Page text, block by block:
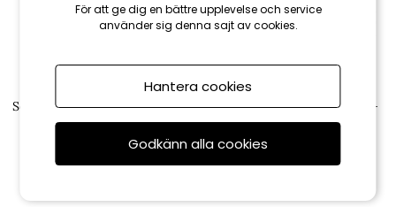
Solvagnsdyna Canyon (tunn) -
beige struktur
Gäster förvaringslåda, stor -
antracit
För att ge dig en bättre upplevelse och service
använder sig denna sajt av cookies.
Hantera cookies
Godkänn alla cookies